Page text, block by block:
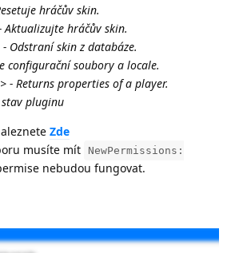
hráčův skin.
hráčův skin.
Odstraní skin z databáze.
configurační soubory a locale.
- Returns properties of a player.
pluginu
Zde
musíte mít
NewPermissions:
nebudou fungovat.